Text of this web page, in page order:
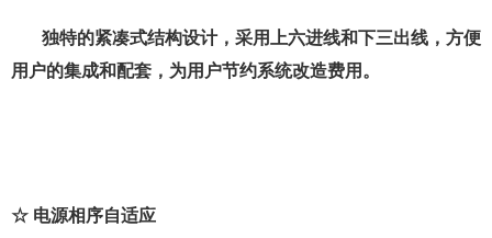
独特的紧凑式结构设计，采用上六进线和下三出线，方便
用户的集成和配套，为用户节约系统改造费用。
☆ 电源相序自适应